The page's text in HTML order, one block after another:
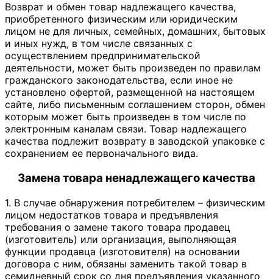
Возврат и обмен товар надлежащего качества,
приобретенного физическим или юридическим
лицом не для личных, семейных, домашних, бытовых
и иных нужд, в том числе связанных с
осуществлением предпринимательской
деятельности, может быть произведен по правилам
гражданского законодательства, если иное не
установлено офертой, размещенной на настоящем
сайте, либо письменным соглашением сторон, обмен
которым может быть произведен в том числе по
электронным каналам связи. Товар надлежащего
качества подлежит возврату в заводской упаковке с
сохранением ее первоначального вида.
Замена товара ненадлежащего качества
1. В случае обнаружения потребителем – физическим
лицом недостатков товара и предъявления
требования о замене такого товара продавец
(изготовитель) или организация, выполняющая
функции продавца (изготовителя) на основании
договора с ним, обязаны заменить такой товар в
семидневный срок со дня предъявления указанного